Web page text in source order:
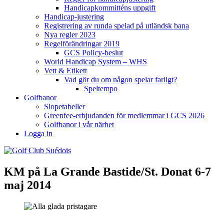
Handicapkommitténs uppgift
Handicap-justering
Registrering av runda spelad på utländsk bana
Nya regler 2023
Regelförändringar 2019
GCS Policy-beslut
World Handicap System – WHS
Vett & Etikett
Vad gör du om någon spelar farligt?
Speltempo
Golfbanor
Slopetabeller
Greenfee-erbjudanden för medlemmar i GCS 2026
Golfbanor i vår närhet
Logga in
KM på La Grande Bastide/St. Donat 6-7
maj 2014